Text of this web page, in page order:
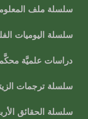
سلسلة ملف
سلسلة اليوميات
دراسات علميَّة
سلسلة ترجمات
سلسلة الحقائق